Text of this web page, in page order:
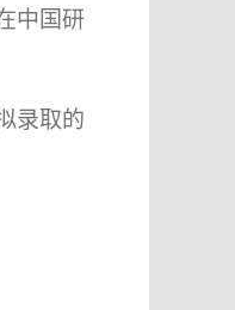
中国研
录取的